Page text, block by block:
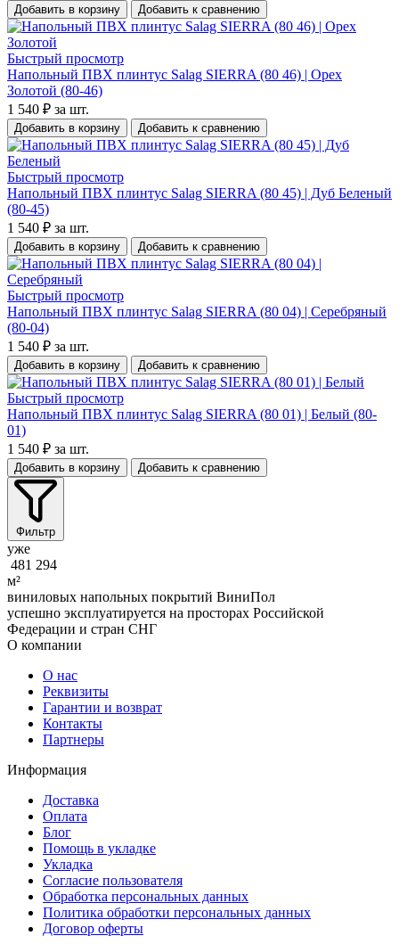
Добавить в корзину Добавить к сравнению
Быстрый просмотр
Напольный ПВХ плинтус Salag SIERRA (80 46) | Орех
Золотой (80-46)
1 540 ₽ за шт.
Добавить в корзину Добавить к сравнению
Быстрый просмотр
Напольный ПВХ плинтус Salag SIERRA (80 45) | Дуб Белeный
(80-45)
1 540 ₽ за шт.
Добавить в корзину Добавить к сравнению
Быстрый просмотр
Напольный ПВХ плинтус Salag SIERRA (80 04) | Серебряный
(80-04)
1 540 ₽ за шт.
Добавить в корзину Добавить к сравнению
Быстрый просмотр
Напольный ПВХ плинтус Salag SIERRA (80 01) | Белый (80-
01)
1 540 ₽ за шт.
Добавить в корзину Добавить к сравнению
Фильтр
уже
481 294
м²
виниловых напольных покрытий ВиниПол
успешно эксплуатируется на просторах Российской
Федерации и стран СНГ
О компании
О нас
Реквизиты
Гарантии и возврат
Контакты
Партнеры
Информация
Доставка
Оплата
Блог
Помощь в укладке
Укладка
Согласие пользователя
Обработка персональных данных
Политика обработки персональных данных
Договор оферты